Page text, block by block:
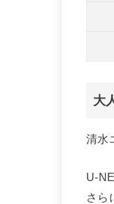
大
清水
U-
さら